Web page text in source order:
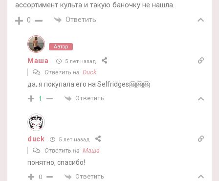
ассортимент культа и такую баночку не нашла.
0 Ответить
Автор
Маша 5 лет назад
Ответить на Duck
да, я покупала его на Selfridges🤗🤗🤗
1 Ответить
duck 5 лет назад
Ответить на Маша
понятно, спасибо!
0 Ответить